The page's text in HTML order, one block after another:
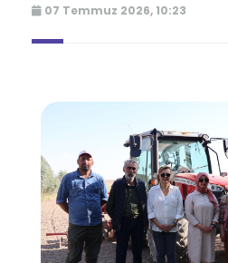
07 Temmuz 2026, 10:23